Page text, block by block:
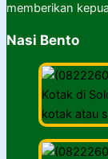
memberikan
Nasi Bento